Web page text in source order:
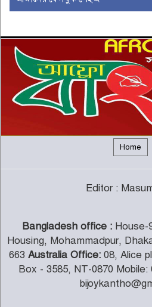
৬
সঙ্গে
৭
৯
Home
Editor :
Bangladesh office :House-
Housing, Mohammadpur,
663 Australia Office: 08, Alice
Box - 3585, NT-0870 Mobile: